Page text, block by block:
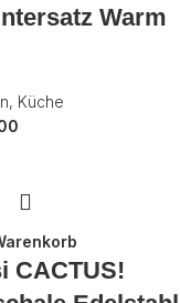
Warm
, Küche
CACTUS!